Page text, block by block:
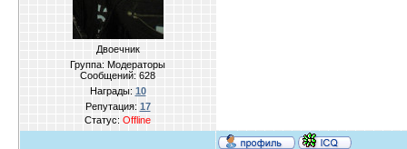
Двоечник
Группа: Модераторы
Сообщений: 628
Награды: 10
Репутация: 17
Статус: Offline